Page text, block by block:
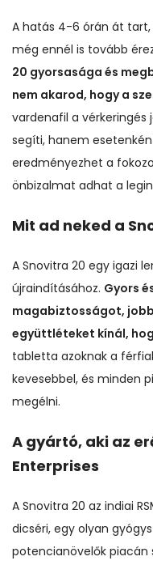
A hatás 4-6 órán át
még ennél is tovább
20 gyorsasága és
nem akarod, hogy a
vardenafil a
segíti, hanem
eredményezhet a
önbizalmat adhat a
Mit ad neked a
A Snovitra 20 egy igazi
újraindításához. Gyors
magabiztosságot,
együttléteket kínál,
tabletta azoknak a
kevesebbel, és minden
megélni.
A gyártó, aki az
Enterprises
A Snovitra 20 az indiai
dicséri, egy olyan
potencianövelők piacán